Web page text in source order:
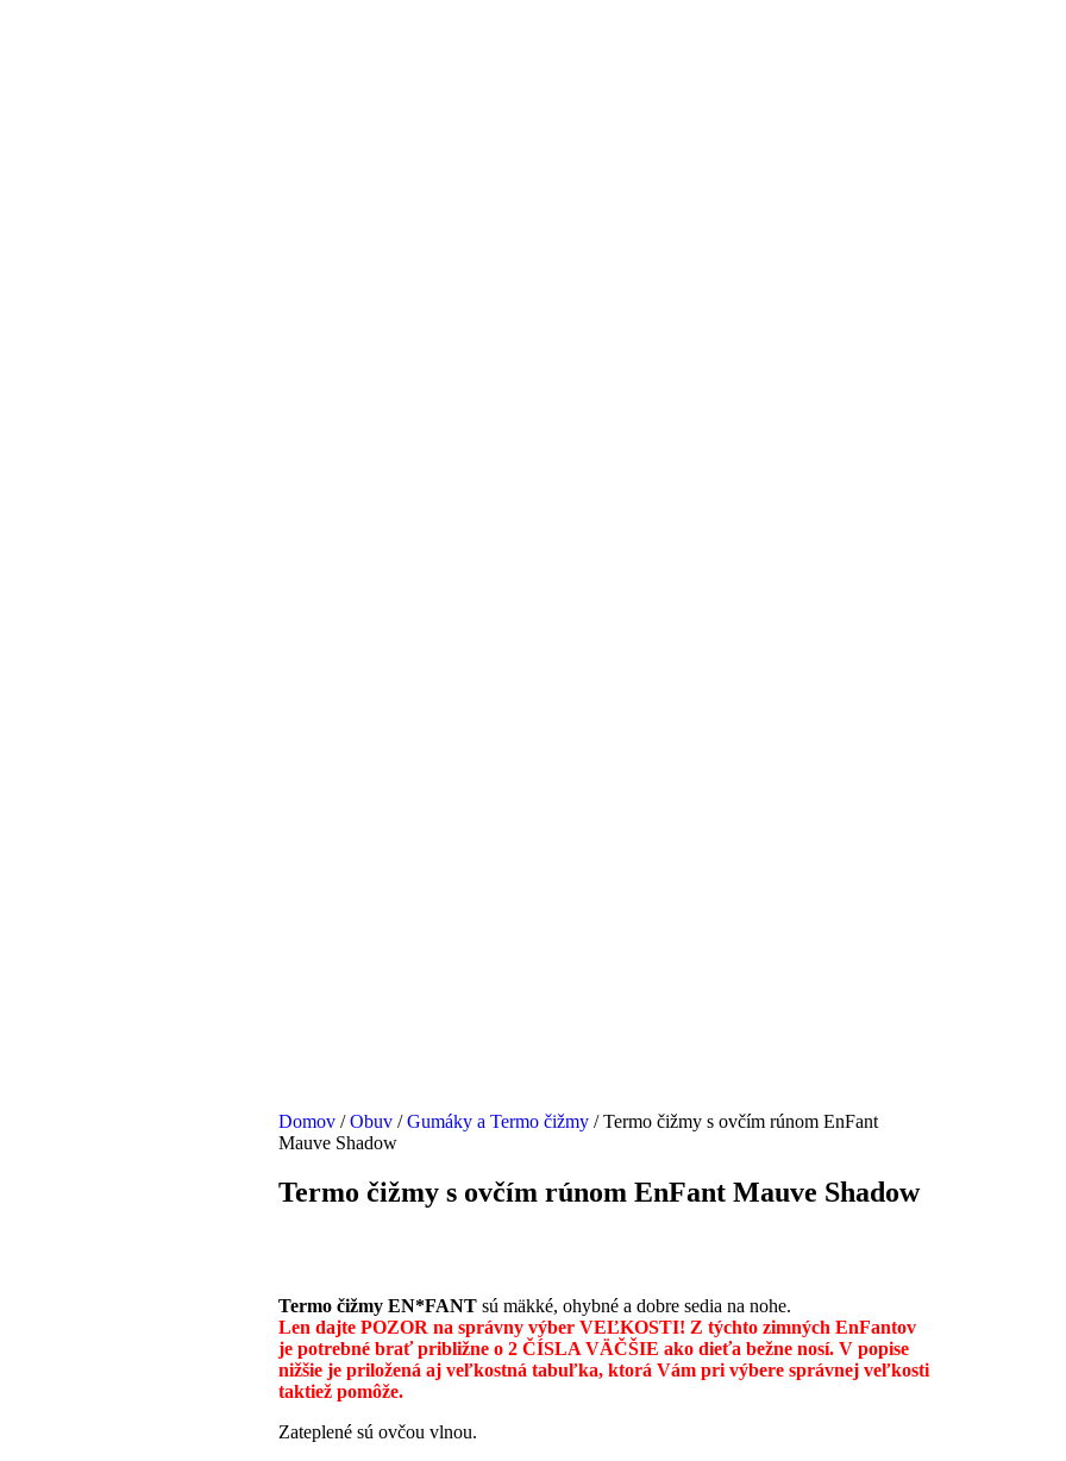
Domov /Obuv /Gumáky a Termo čižmy / Termo čižmy s ovčím rúnom EnFant
Mauve Shadow
Termo čižmy s ovčím rúnom EnFant Mauve Shadow
Termo čižmy EN*FANT sú mäkké, ohybné a dobre sedia na nohe.
Len dajte POZOR na správny výber VEĽKOSTI! Z týchto zimných EnFantov
je potrebné brať približne o 2 ČÍSLA VÄČŠIE ako dieťa bežne nosí. V popise
nižšie je priložená aj veľkostná tabuľka, ktorá Vám pri výbere správnej veľkosti
taktiež pomôže.
Zateplené sú ovčou vlnou.